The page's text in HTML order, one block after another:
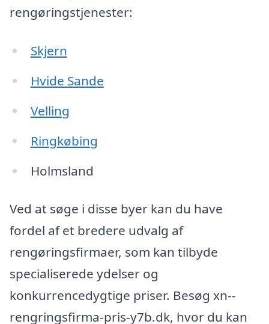
rengøringstjenester:
Skjern
Hvide Sande
Velling
Ringkøbing
Holmsland
Ved at søge i disse byer kan du have
fordel af et bredere udvalg af
rengøringsfirmaer, som kan tilbyde
specialiserede ydelser og
konkurrencedygtige priser. Besøg xn--
rengringsfirma-pris-y7b.dk, hvor du kan